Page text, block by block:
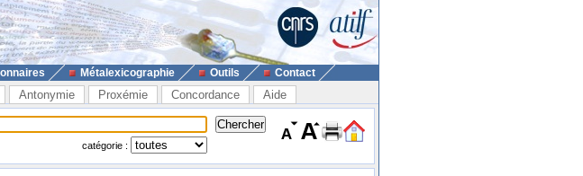
Métalexicographie Outils Contact
Antonymie Proxémie Concordance Aide
catégorie :